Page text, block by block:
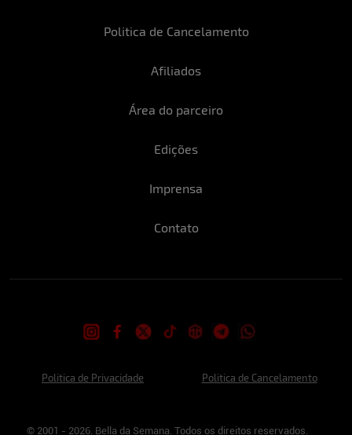
Politica de Cancelamento
Afiliados
Área do parceiro
Edições
Imprensa
Contato
Politica de Privacidade Politica de Cancelamento
© 2001 - 2026. Bella da Semana. Todos os direitos reservados.